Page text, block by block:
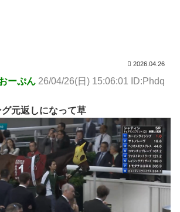
2026.04.26
ーぷん 26/04/26(日) 15:06:01 ID:Phdq
元返しになって草